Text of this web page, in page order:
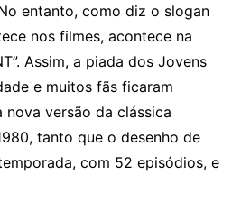
entanto, como diz o slogan
nos filmes, acontece na
Assim, a piada dos Jovens
e muitos fãs ficaram
nova versão da clássica
tanto que o desenho de
com 52 episódios, e